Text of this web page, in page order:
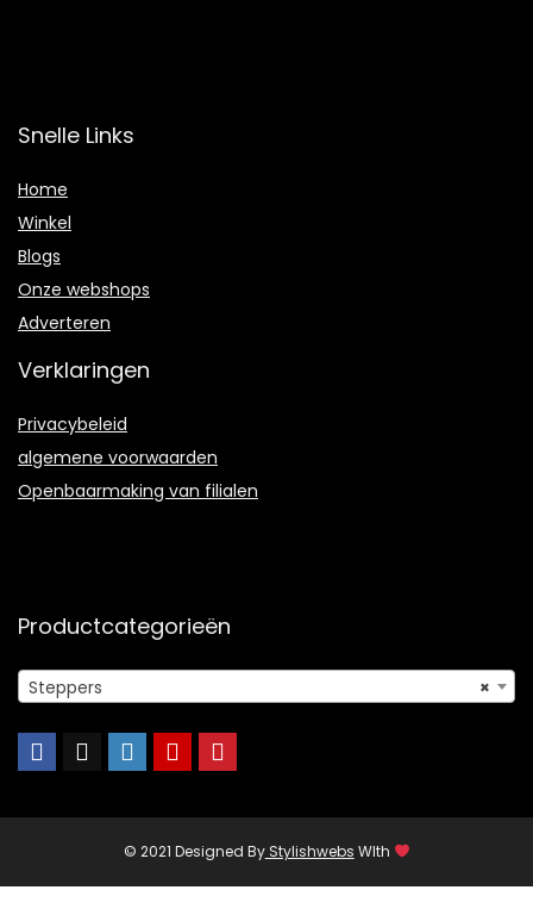
Snelle Links
Home
Winkel
Blogs
Onze webshops
Adverteren
Verklaringen
Privacybeleid
algemene voorwaarden
Openbaarmaking van filialen
Productcategorieën
×
Steppers
© 2021 Designed ByStylishwebs WIth